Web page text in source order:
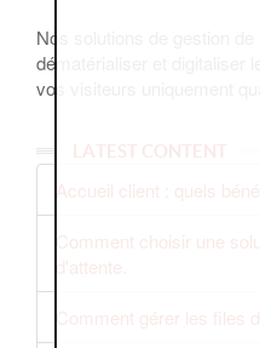
Nos solutions de gestion de
dématérialiser et digitaliser
vos visiteurs uniquement
LATEST CONTENT
Accueil client : quels
Comment choisir une
d'attente.
Comment gérer les files